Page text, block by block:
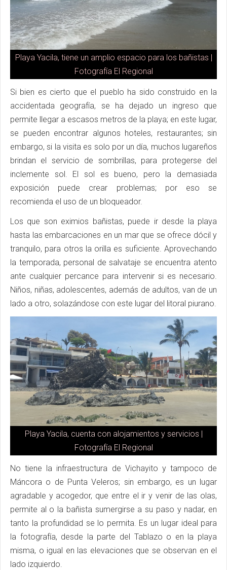
Playa Yacila, tiene un amplio espacio para los bañistas |
Fotografía El Regional
Si bien es cierto que el pueblo ha sido construido en la
accidentada geografía, se ha dejado un ingreso que
permite llegar a escasos metros de la playa; en este lugar,
se pueden encontrar algunos hoteles, restaurantes; sin
embargo, si la visita es solo por un día, muchos lugareños
brindan el servicio de sombrillas, para protegerse del
inclemente sol. El sol es bueno, pero la demasiada
exposición puede crear problemas; por eso se
recomienda el uso de un bloqueador.
Los que son eximios bañistas, puede ir desde la playa
hasta las embarcaciones en un mar que se ofrece dócil y
tranquilo, para otros la orilla es suficiente. Aprovechando
la temporada, personal de salvataje se encuentra atento
ante cualquier percance para intervenir si es necesario.
Niños, niñas, adolescentes, además de adultos, van de un
lado a otro, solazándose con este lugar del litoral piurano.
Playa Yacila, cuenta con alojamientos y servicios |
Fotografía El Regional
No tiene la infraestructura de Vichayito y tampoco de
Máncora o de Punta Veleros; sin embargo, es un lugar
agradable y acogedor, que entre el ir y venir de las olas,
permite al o la bañista sumergirse a su paso y nadar, en
tanto la profundidad se lo permita. Es un lugar ideal para
la fotografía, desde la parte del Tablazo o en la playa
misma, o igual en las elevaciones que se observan en el
lado izquierdo.